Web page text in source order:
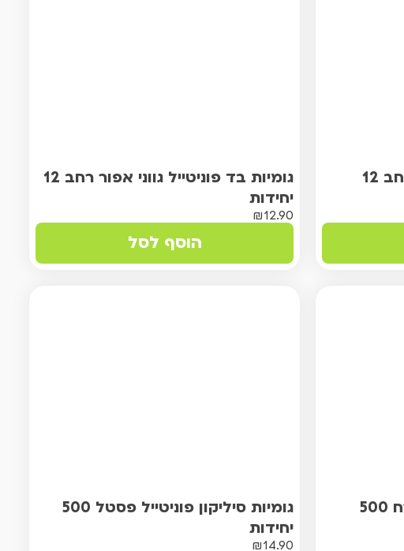
גומיות בד פוניטייל כחול רחב 12
גומיות בד פוניטייל גווני אפור רחב 12
יחידות
₪12.90
הוסף לסל
גומיות סיליקון פוניטייל זורח 500
גומיות סיליקון פוניטייל פסטל 500
יחידות
₪14.90